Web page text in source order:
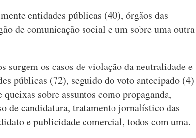
entidades públicas (40), órgãos das
de comunicação social e um sobre uma outra
surgem os casos de violação da neutralidade e
públicas (72), seguido do voto antecipado (4)
sobre assuntos como propaganda,
de candidatura, tratamento jornalístico das
e publicidade comercial, todos com uma.